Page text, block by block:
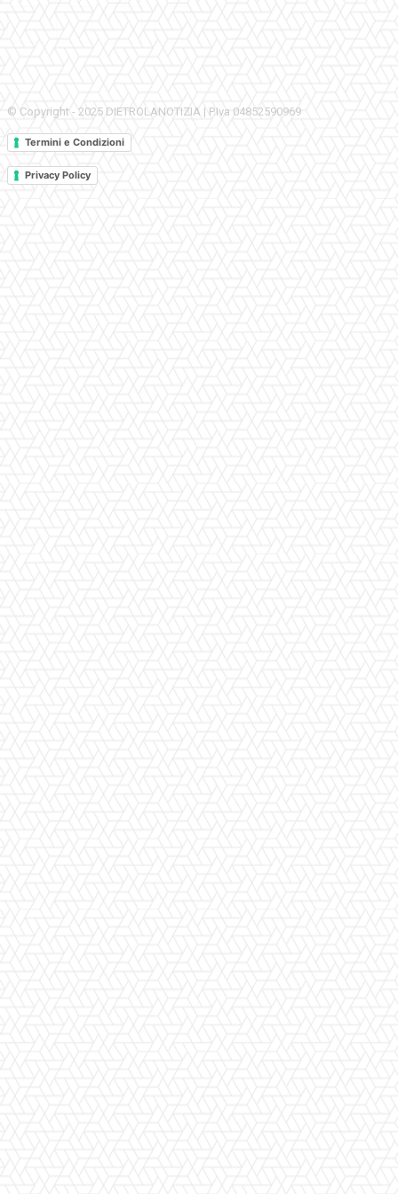
© Copyright - 2025 DIETROLANOTIZIA | P.Iva 04852590969
Termini e Condizioni
Privacy Policy